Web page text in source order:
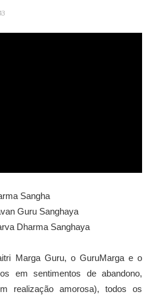
Sangha
Guru Sanghaya
Dharma Sanghaya
Marga Guru, o GuruMarga e o
em sentimentos de abandono,
realização amorosa), todos os